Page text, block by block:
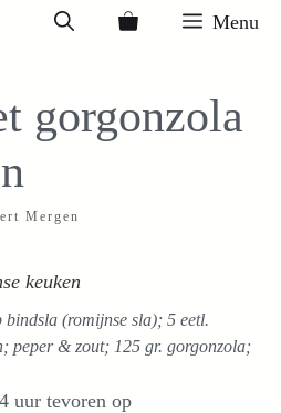
Menu
gorgonzola
Mergen
keuken
(romijnse sla); 5 eetl.
peper & zout; 125 gr. gorgonzola;
uur tevoren op